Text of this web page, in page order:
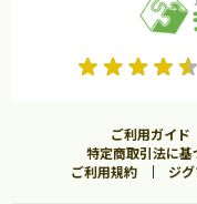
ご利用ガイド
特定商取引法に基
ご利用規約
ジ